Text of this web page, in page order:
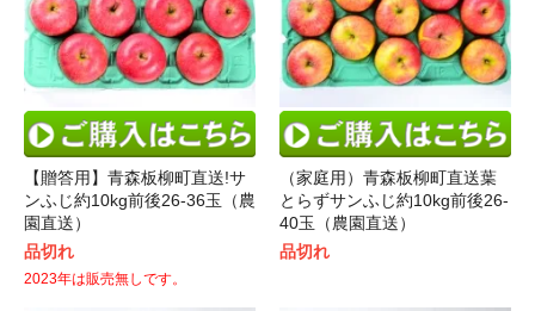
【贈答用】青森板柳町直送!サ
ンふじ約10kg前後26-36玉（農
園直送）
品切れ
2023年は販売無しです。
（家庭用）青森板柳町直送葉
とらずサンふじ約10kg前後26-
40玉（農園直送）
品切れ